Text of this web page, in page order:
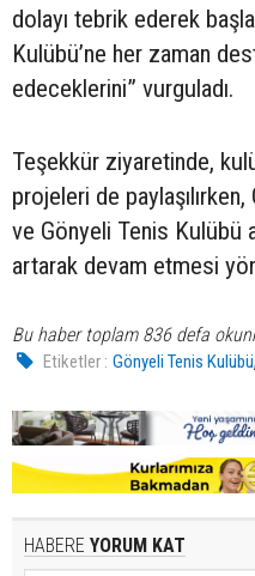
dolayı tebrik ederek
Kulübü’ne her zaman
edeceklerini” vurguladı.
Teşekkür ziyaretinde,
projeleri de
ve Gönyeli Tenis Kulübü
artarak devam etmesi
Bu haber toplam 836 defa
Etiketler : Gönyeli Tenis Kulübü
HABERE YORUM KAT